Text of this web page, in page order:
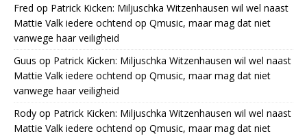
Fred op Patrick Kicken: Miljuschka Witzenhausen wil wel naast
Mattie Valk iedere ochtend op Qmusic, maar mag dat niet
vanwege haar veiligheid
Guus op Patrick Kicken: Miljuschka Witzenhausen wil wel naast
Mattie Valk iedere ochtend op Qmusic, maar mag dat niet
vanwege haar veiligheid
Rody op Patrick Kicken: Miljuschka Witzenhausen wil wel naast
Mattie Valk iedere ochtend op Qmusic, maar mag dat niet